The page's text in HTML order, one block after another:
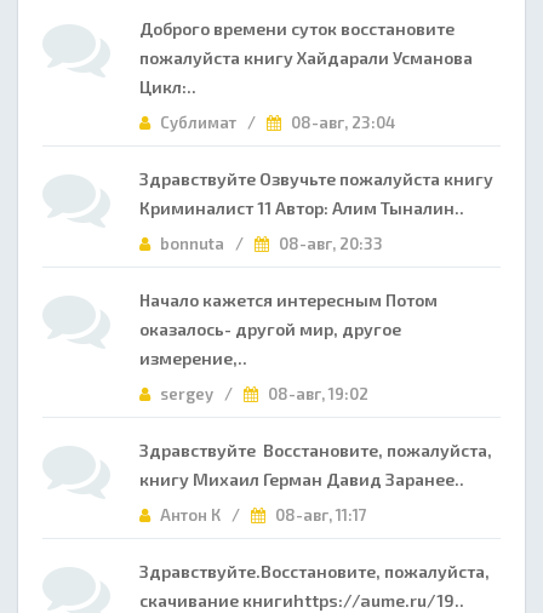
Доброго времени суток восстановите
пожалуйста книгу Хайдарали Усманова
Цикл:..
Сублимат / 08-авг, 23:04
Здравствуйте Озвучьте пожалуйста книгу
Криминалист 11 Автор: Алим Тыналин..
bonnuta / 08-авг, 20:33
Начало кажется интересным Потом
оказалось- другой мир, другое
измерение,..
sergey / 08-авг, 19:02
Здравствуйте Восстановите, пожалуйста,
книгу Михаил Герман Давид Заранее..
Антон К / 08-авг, 11:17
Здравствуйте.Восстановите, пожалуйста,
скачивание книгиhttps://aume.ru/19..